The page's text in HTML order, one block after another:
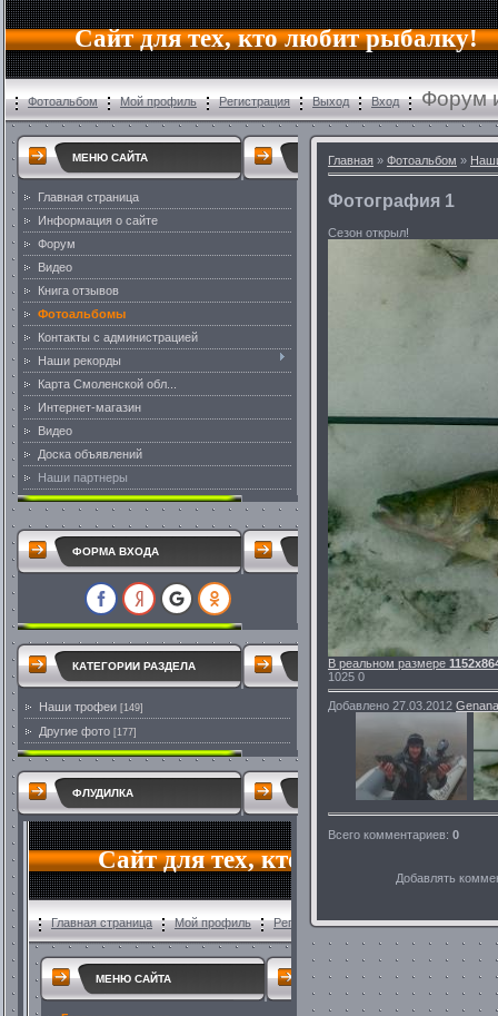
Сайт для тех, кто любит рыбалку!
Фотоальбом Мой профиль Регистрация Выход Вход Форум
МЕНЮ САЙТА
Главная страница
Информация о сайте
Форум
Видео
Книга отзывов
Фотоальбомы
Контакты с администрацией
Наши рекорды
Карта Смоленской обл...
Интернет-магазин
Видео
Доска объявлений
Наши партнеры
ФОРМА ВХОДА
КАТЕГОРИИ РАЗДЕЛА
Наши трофеи [149]
Другие фото [177]
ФЛУДИЛКА
Главная » Фотоальбом »
Фотография 1
Сезон открыл!
В реальном размере
1025 0
Добавлено 27.03.2012
Всего комментариев: 0
Добавлять